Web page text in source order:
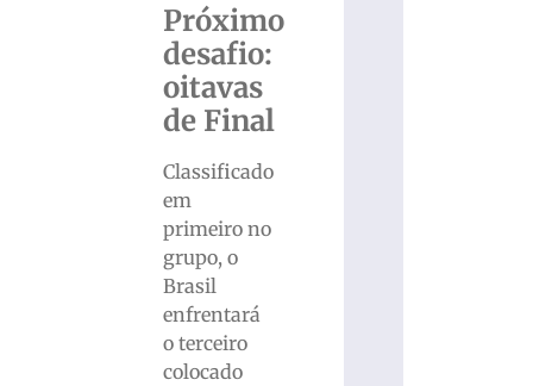
Próximo
desafio:
oitavas
de Final
Classificado
em
primeiro no
grupo, o
Brasil
enfrentará
o terceiro
colocado